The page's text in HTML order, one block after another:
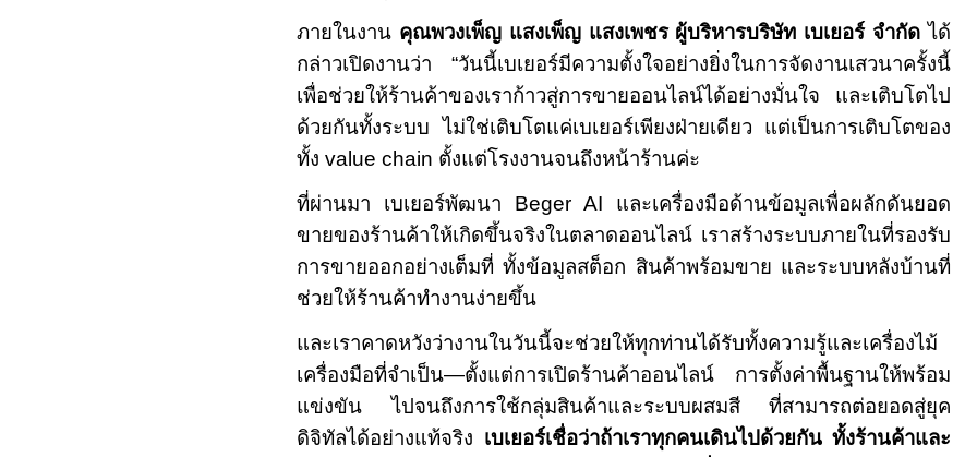
ภายในงาน คุณพวงเพ็ญ แสงเพ็ญ แสงเพชร ผู้บริหารบริษัท เบเยอร์ จำกัดได้
กล่าวเปิดงานว่า “วันนี้เบเยอร์มีความตั้งใจอย่างยิ่งในการจัดงานเสวนาครั้งนี้
เพื่อช่วยให้ร้านค้าของเราก้าวสู่การขายออนไลน์ได้อย่างมั่นใจ และเติบโตไป
ด้วยกันทั้งระบบ ไม่ใช่เติบโตแค่เบเยอร์เพียงฝ่ายเดียว แต่เป็นการเติบโตของ
ทั้ง value chain ตั้งแต่โรงงานจนถึงหน้าร้านค่ะ
ที่ผ่านมา เบเยอร์พัฒนา Beger AI และเครื่องมือด้านข้อมูลเพื่อผลักดันยอด
ขายของร้านค้าให้เกิดขึ้นจริงในตลาดออนไลน์ เราสร้างระบบภายในที่รองรับ
การขายออกอย่างเต็มที่ ทั้งข้อมูลสต็อก สินค้าพร้อมขาย และระบบหลังบ้านที่
ช่วยให้ร้านค้าทำงานง่ายขึ้น
และเราคาดหวังว่างานในวันนี้จะช่วยให้ทุกท่านได้รับทั้งความรู้และเครื่องไม้
เครื่องมือที่จำเป็น—ตั้งแต่การเปิดร้านค้าออนไลน์ การตั้งค่าพื้นฐานให้พร้อม
แข่งขัน ไปจนถึงการใช้กลุ่มสินค้าและระบบผสมสี ที่สามารถต่อยอดสู่ยุค
ดิจิทัลได้อย่างแท้จริง เบเยอร์เชื่อว่าถ้าเราทุกคนเดินไปด้วยกัน ทั้งร้านค้าและ